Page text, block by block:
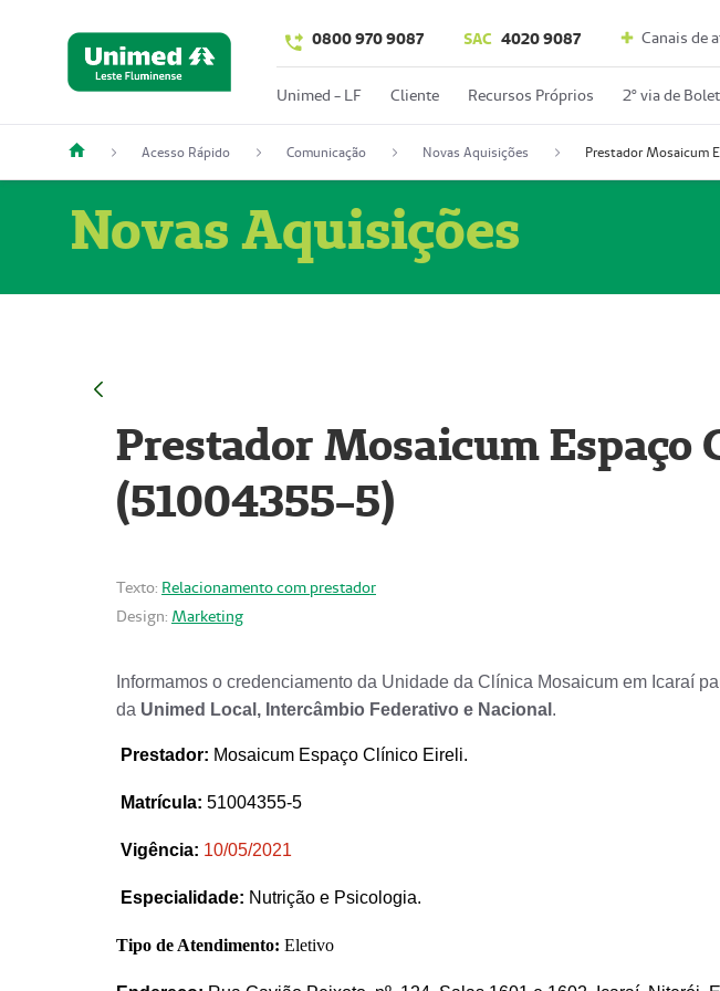
0800 970 9087 SAC 4020 9087 Canais de
Unimed - LF Cliente Recursos Próprios 2º via de
Acesso Rápido Comunicação Novas Aquisições
Novas Aquisições
Prestador Mosaicum Espaço
(51004355-5)
Texto: Relacionamento com prestador
Design: Marketing
Informamos o credenciamento da Unidade da Clínica Mosaicum em Icaraí
da Unimed Local, Intercâmbio Federativo e Nacional .
Prestador: Mosaicum Espaço Clínico Eireli.
Matrícula: 51004355-5
Vigência: 10/05/2021
Especialidade: Nutrição e Psicologia.
Tipo de Atendimento: Eletivo